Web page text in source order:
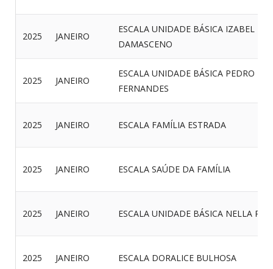
2025 JANEIRO
ESCALA UNIDADE BÁSICA IZABEL
DAMASCENO
2025 JANEIRO
ESCALA UNIDADE BÁSICA PEDRO
FERNANDES
2025 JANEIRO ESCALA FAMÍLIA ESTRADA
2025 JANEIRO ESCALA SAÚDE DA FAMÍLIA
2025 JANEIRO ESCALA UNIDADE BÁSICA NELLA
2025 JANEIRO ESCALA DORALICE BULHOSA